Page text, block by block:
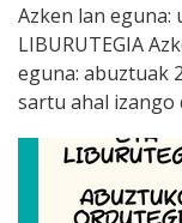
Azken lan eguna:
LIBURUTEGIA
eguna: abuztuak
sartu ahal izango